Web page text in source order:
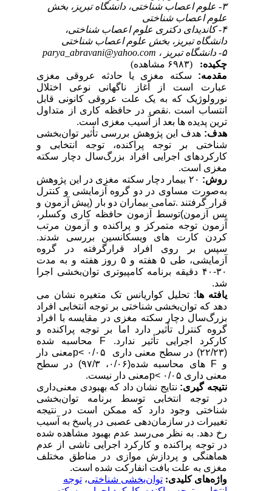
۳- علوم اعصاب شناختی، دانشگاه تبریز، بخش
علوم اعصاب شناختی
۴- کاندیدای دکتری علوم اعصاب شناختی،
دانشگاه تبریز، بخش علوم اعصاب شناختی
parya_abravani@yahoo.com
چکیده:
مقدمه: سکته مغزی یا حادثه عروقی مغزی
عبارت
است آغاز ناگهانی نوعی
اختلال
نورولوژیک که به یک علت عروقی کانونی قابل
انتساب است.نقص در حافظه کاری از
متداول
ترین پدیده ها بعد از آسیب مغزی است.
هدف: هدف این پژوهش بررسی تأثیر توان‌بخشی
شناختی
بر توجه پراکنده، توجه انتخابی
کارکردهای اجرایی افراد بزرگ‌سال دچار سکته
مغزی است.
روش: ۲۰ بیمار دچار سکته مغزی در این پژوهش
به‌صورت مساوی در دو گروه آزمایشی و کنترل
قرار گرفتند.تمامی بیماران دو بار) پیش آزمون و
پس آزمون(توسط آزمون حافظه کاری
وکسلر،
آزمون توجه متمرکز و پراکنده و آزمون مرتب
کردن
کارت های ویسکانسین بررسی شدند.
سپس
بر روی افراد قرارگرفته در
گروه
آزمایشی، طی۵هفته و ۵روز هفته و به
مدت
۳۰-۴۰
دقیقه برنامه کامپیوتری توان‌بخشی اجرا
شد.
یافته ها:تحلیل کواریانس تک متغیره نشان می
دهد که توان‌بخشی شناختی بر توجه انتخابی افراد
بزرگ‌سال دچار سکته مغزی در مقایسه با افراد
گروه کنترل تأثیر دارد اما بر توجه پراکنده و
کارکرد
اجرایی تأثیر ندارد
محاسبه شده
p<معنی دار
وF
های محاسبه شده(۰/۰۶، ۹۷/۳) در سطح
معنی داری ۰/۰۵
p<معنی دار نیست.
نتیجه گیری: نتایج نشان داد که بهبودی معنی‌داری
در
توجه انتخابی توسط برنامه
توان‌بخشی
شناختی وجود دارد که ممکن است در
نتیجه
تغییرات در سازمان‌دهی عصبی در پاسخ به آسیب
رخ دهد.به نظر می‌رسد عدم بهبود مشاهده شده
در توجه پراکنده و کارکرد اجرایی ناشی از
عدم
هماهنگی و پردازش موازی در مناطق مختلف
مغزی به علت بافت انفارکت شده است.
واژه‌های کلیدی:توان‌بخشی شناختی،توجه